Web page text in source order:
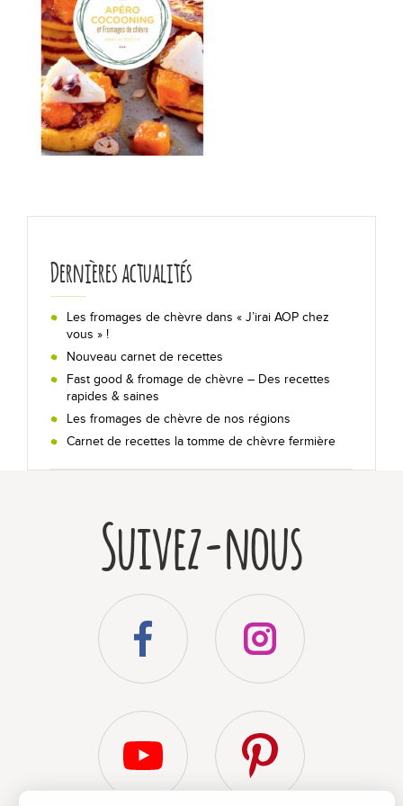
Les actualités
Chiffres clés
Formes & origines
Les régions de production
Bon pour la santé !
Lexique
Déguster
Nos recettes au chèvre !
Sur un plateau
Secrets de dégustation
Qui sommes-nous ?
Bibliographie
Dernières actualités
Les fromages de chèvre dans « J’irai AOP chez
vous » !
Nouveau carnet de recettes
Fast good & fromage de chèvre – Des recettes
rapides & saines
Les fromages de chèvre de nos régions
Carnet de recettes la tomme de chèvre fermière
Suivez-nous